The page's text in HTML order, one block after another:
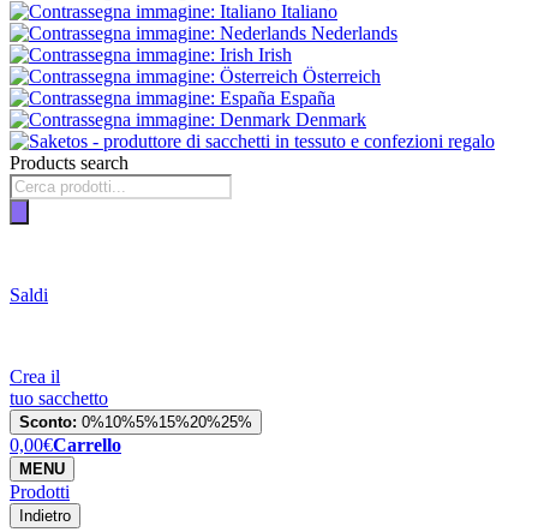
Italiano
Nederlands
Irish
Österreich
España
Denmark
Products search
Saldi
Crea il
tuo sacchetto
Sconto: 0%10%5%15%20%25%
0,00€Carrello
MENU
Prodotti
Indietro